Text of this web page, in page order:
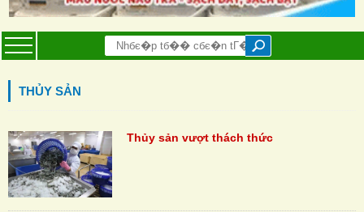
THỦY SẢN
Thủy sản vượt thách thức